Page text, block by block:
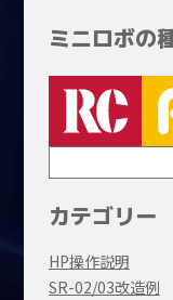
ミニロボの
カテゴリー
HP操作説明
SR-02/03改造例